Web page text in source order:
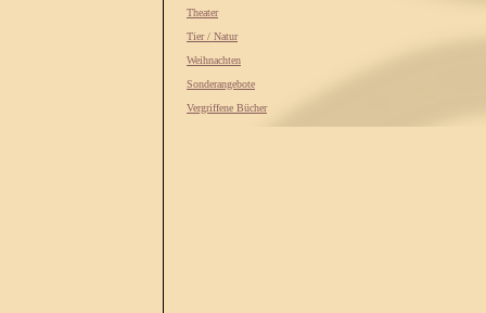
Theater
Tier / Natur
Weihnachten
Sonderangebote
Vergriffene Bücher